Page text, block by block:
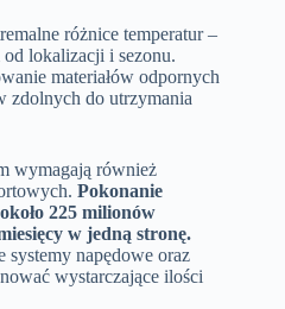
różnice temperatur –
lokalizacji i sezonu.
materiałów odpornych
zdolnych do utrzymania
wymagają również
Pokonanie
225 milionów
w jedną stronę.
systemy napędowe oraz
wystarczające ilości